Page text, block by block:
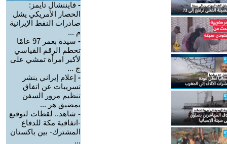
- فايننشال تايمز:
الحصار الأمريكي يشل
صادرات النفط الإيرانية
م ...
-
سيدة بعمر 97 عامًا
تحطم الرقم القياسي
لأكبر امرأة تمشي على
ج ...
- إعلام إيراني ينشر
تسريبات عن اتفاق
تنظيم مرور السفن
بمضيق هر ...
- شاهد.. لقطات لتوقيع
-اتفاقية مكة للدفاع
المشترك- بين باكستان
...